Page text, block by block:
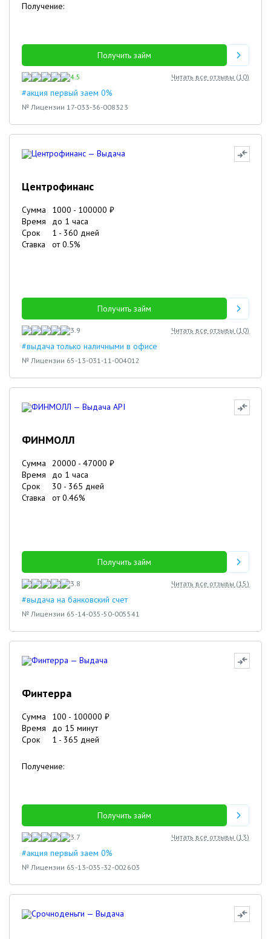
Получение:
Получить займ
4.5 Читать все отзывы (10)
#акция первый заем 0%
№ Лицензии 17-033-36-008323
Центрофинанс
Сумма 1000 - 100000 ₽
Время
до 1 часа
Срок
1 - 360 дней
Ставка
от0.5%
Получить займ
3.9 Читать все отзывы (10)
#выдача только наличными в офисе
№ Лицензии 65-13-031-11-004012
ФИНМОЛЛ
Сумма 20000 - 47000 ₽
Время
до 1 часа
Срок
30 - 365 дней
Ставка
от0.46%
Получить займ
3.8 Читать все отзывы (15)
#выдача на банковский счет
№ Лицензии 65-14-035-50-005541
Финтерра
Сумма 100 - 100000 ₽
Время
до 15 минут
Срок
1 - 365 дней
Получение:
Получить займ
3.7 Читать все отзывы (13)
#акция первый заем 0%
№ Лицензии 65-13-035-32-002603